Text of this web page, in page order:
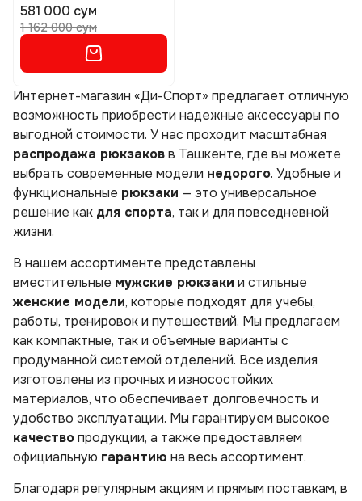
581 000 сум
1 162 000 сум
Интернет-магазин «Ди-Спорт» предлагает отличную
возможность приобрести надежные аксессуары по
выгодной стоимости. У нас проходит масштабная
распродажа рюкзаковв Ташкенте, где вы можете
выбрать современные модели недорого. Удобные и
функциональные рюкзаки — это универсальное
решение как для спорта, так и для повседневной
жизни.
В нашем ассортименте представлены
вместительные мужские рюкзаки и стильные
женские модели, которые подходят для учебы,
работы, тренировок и путешествий. Мы предлагаем
как компактные, так и объемные варианты с
продуманной системой отделений. Все изделия
изготовлены из прочных и износостойких
материалов, что обеспечивает долговечность и
удобство эксплуатации. Мы гарантируем высокое
качествопродукции, а также предоставляем
официальную гарантию на весь ассортимент.
Благодаря регулярным акциям и прямым поставкам, в